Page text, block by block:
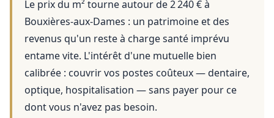
Le prix du m² tourne autour de 2 240 €à
Bouxières-aux-Dames : un patrimoine et des
revenus qu'un reste à charge santé imprévu
entame vite. L'intérêt d'une mutuelle bien
calibrée : couvrir vos postes coûteux — dentaire,
optique, hospitalisation — sans payer pour ce
dont vous n'avez pas besoin.